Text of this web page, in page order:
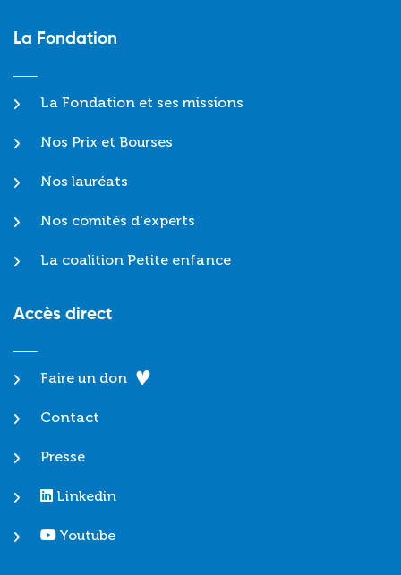
La Fondation
La Fondation et ses missions
Nos Prix et Bourses
Nos lauréats
Nos comités d'experts
La coalition Petite enfance
Accès direct
Faire un don
Contact
Presse
Linkedin
Youtube